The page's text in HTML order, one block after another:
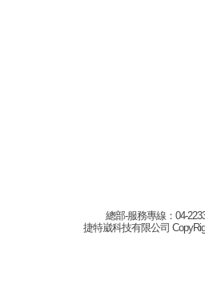
總部-服務專線：04-
捷特崴科技有限公司